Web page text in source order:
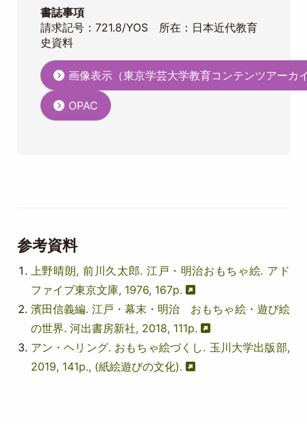
書誌事項
請求記号：721.8/YOS 所在：日本近代教育
史資料
画像表示（東京学芸大学教育コンテンツアーカ
OPAC
参考資料
上野晴朗, 前川久太郎. 江戸・明治おもちゃ絵. アド
ファイブ東京文庫, 1976, 167p.
濱田信義編. 江戸・幕末・明治 おもちゃ絵・遊び絵
の世界. 河出書房新社, 2018, 111p.
アン・ヘリング. おもちゃ絵づくし. 玉川大学出版部,
2019, 141p., (紙絵遊びの文化).